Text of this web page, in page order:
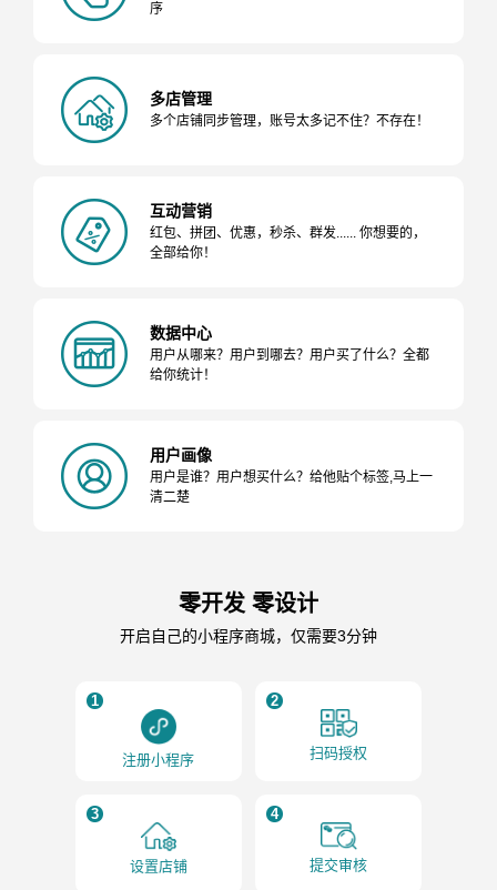
序
多店管理
多个店铺同步管理，账号太多记不住？不存在！
互动营销
红包、拼团、优惠，秒杀、群发...... 你想要的，
全部给你！
数据中心
用户从哪来？用户到哪去？用户买了什么？全都
给你统计！
用户画像
用户是谁？用户想买什么？给他贴个标签,马上一
清二楚
零开发 零设计
开启自己的小程序商城，仅需要3分钟
1
注册小程序
2
扫码授权
3
设置店铺
4
提交审核